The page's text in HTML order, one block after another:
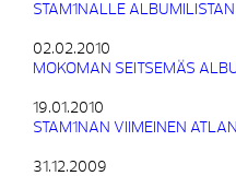
STAM1NALLE
02.02.2010
MOKOMAN SEITSEMÄS
19.01.2010
STAM1NAN VIIMEINEN
31.12.2009